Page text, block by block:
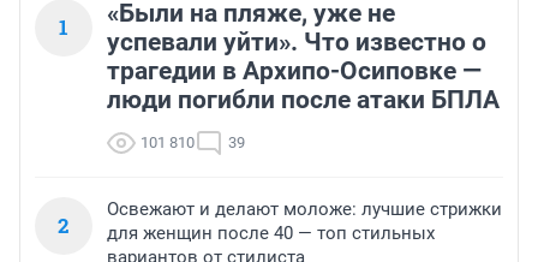
1
«Были на пляже, уже не
успевали уйти». Что известно о
трагедии в Архипо-Осиповке —
люди погибли после атаки БПЛА
101 810 39
2
Освежают и делают моложе: лучшие стрижки
для женщин после 40 — топ стильных
вариантов от стилиста